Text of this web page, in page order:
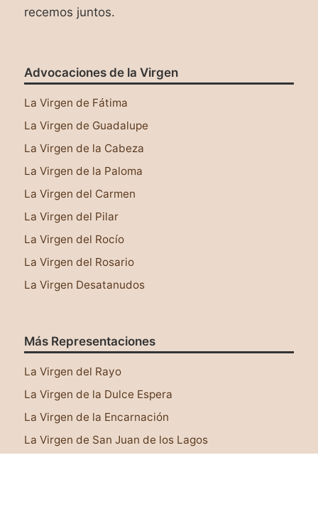
recemos juntos.
Advocaciones de la Virgen
La Virgen de Fátima
La Virgen de Guadalupe
La Virgen de la Cabeza
La Virgen de la Paloma
La Virgen del Carmen
La Virgen del Pilar
La Virgen del Rocío
La Virgen del Rosario
La Virgen Desatanudos
Más Representaciones
La Virgen del Rayo
La Virgen de la Dulce Espera
La Virgen de la Encarnación
La Virgen de San Juan de los Lagos
Este sitio web utiliza cookies para asegurar que
Leer más
¡Lo tengo!